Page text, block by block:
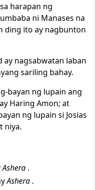
harapan ng
ni Manases na
ding ito ay nagbunton
nagsabwatan laban
sariling bahay.
bayan ng lupain ang
Haring Amon; at
ng lupain si Josias
niya.
Ashera .
Ashera .